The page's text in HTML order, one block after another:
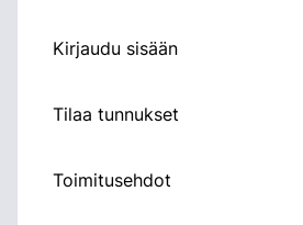
Kirjaudu sisään
Tilaa tunnukset
Toimitusehdot